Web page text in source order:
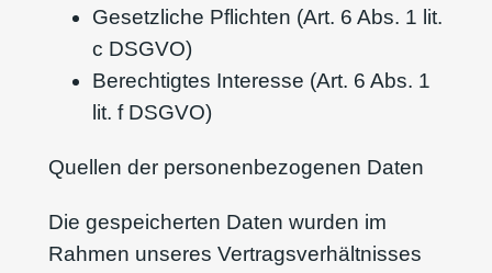
Gesetzliche Pflichten (Art. 6 Abs. 1 lit.
c DSGVO)
Berechtigtes Interesse (Art. 6 Abs. 1
lit. f DSGVO)
Quellen der personenbezogenen Daten
Die gespeicherten Daten wurden im
Rahmen unseres Vertragsverhältnisses